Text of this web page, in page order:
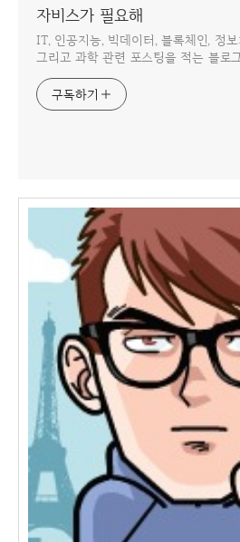
자비스가 필요해
IT, 인공지능, 빅데이터, 블록체인, 정
그리고 과학 관련 포스팅을 적는 블로
구독하기